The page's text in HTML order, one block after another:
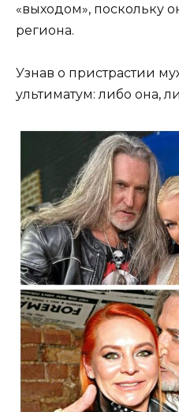
«выходом», поскольку
региона.
Узнав о пристрастии
ультиматум: либо она,